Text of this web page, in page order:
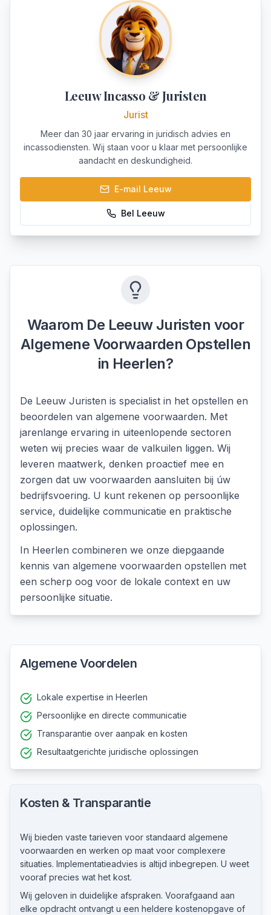
Leeuw Incasso & Juristen
Jurist
Meer dan 30 jaar ervaring in juridisch advies en
incassodiensten. Wij staan voor u klaar met persoonlijke
aandacht en deskundigheid.
E-mail Leeuw
Bel Leeuw
Waarom De Leeuw Juristen voor
Algemene Voorwaarden Opstellen
in Heerlen?
De Leeuw Juristen is specialist in het opstellen en
beoordelen van algemene voorwaarden. Met
jarenlange ervaring in uiteenlopende sectoren
weten wij precies waar de valkuilen liggen. Wij
leveren maatwerk, denken proactief mee en
zorgen dat uw voorwaarden aansluiten bij úw
bedrijfsvoering. U kunt rekenen op persoonlijke
service, duidelijke communicatie en praktische
oplossingen.
In Heerlen combineren we onze diepgaande
kennis van algemene voorwaarden opstellen met
een scherp oog voor de lokale context en uw
persoonlijke situatie.
Algemene Voordelen
Lokale expertise in Heerlen
Persoonlijke en directe communicatie
Transparantie over aanpak en kosten
Resultaatgerichte juridische oplossingen
Kosten & Transparantie
Wij bieden vaste tarieven voor standaard algemene
voorwaarden en werken op maat voor complexere
situaties. Implementatieadvies is altijd inbegrepen. U weet
vooraf precies wat het kost.
Wij geloven in duidelijke afspraken. Voorafgaand aan
elke opdracht ontvangt u een heldere kostenopgave of